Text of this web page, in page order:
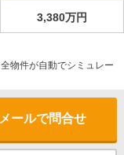
3,380万円
物件が自動でシミュレー
メールで問合せ